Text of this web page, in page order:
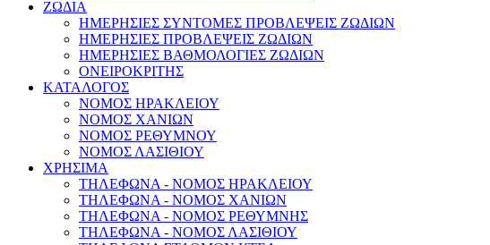
ΖΩΔΙΑ
ΗΜΕΡΗΣΙΕΣ ΣΥΝΤΟΜΕΣ ΠΡΟΒΛΕΨΕΙΣ ΖΩΔΙΩΝ
ΗΜΕΡΗΣΙΕΣ ΠΡΟΒΛΕΨΕΙΣ ΖΩΔΙΩΝ
ΗΜΕΡΗΣΙΕΣ ΒΑΘΜΟΛΟΓΙΕΣ ΖΩΔΙΩΝ
ΟΝΕΙΡΟΚΡΙΤΗΣ
ΚΑΤΑΛΟΓΟΣ
ΝΟΜΟΣ ΗΡΑΚΛΕΙΟΥ
ΝΟΜΟΣ ΧΑΝΙΩΝ
ΝΟΜΟΣ ΡΕΘΥΜΝΟΥ
ΝΟΜΟΣ ΛΑΣΙΘΙΟΥ
ΧΡΗΣΙΜΑ
ΤΗΛΕΦΩΝΑ - ΝΟΜΟΣ ΗΡΑΚΛΕΙΟΥ
ΤΗΛΕΦΩΝΑ - ΝΟΜΟΣ ΧΑΝΙΩΝ
ΤΗΛΕΦΩΝΑ - ΝΟΜΟΣ ΡΕΘΥΜΝΗΣ
ΤΗΛΕΦΩΝΑ - ΝΟΜΟΣ ΛΑΣΙΘΙΟΥ